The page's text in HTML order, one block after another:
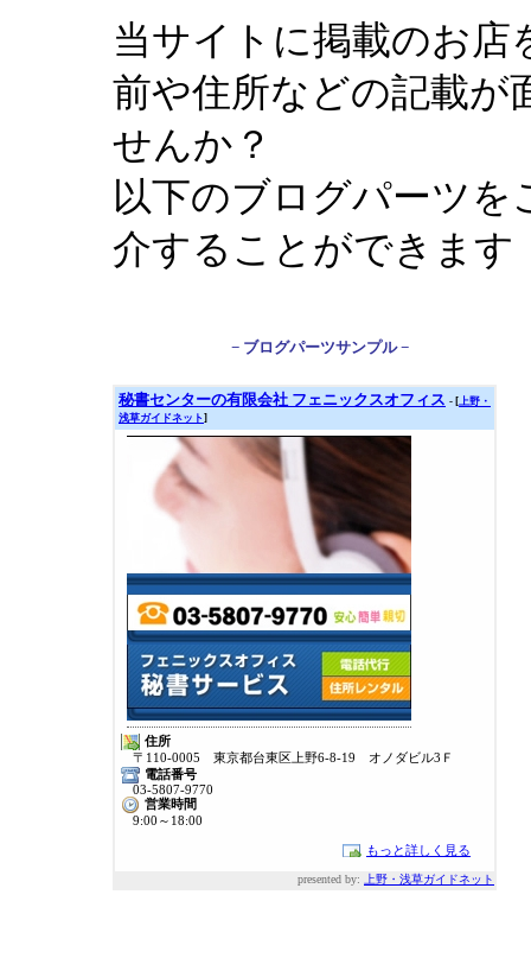
当サイトに掲載のお店
前や住所などの記載が
せんか？
以下のブログパーツ
介することができます
− ブログパーツサンプル −
秘書センターの有限会社 フェニックスオフィス - [ 上野・
浅草ガイドネット ]
住所
〒110-0005 東京都台東区上野6-8-19 オノダビル3Ｆ
電話番号
03-5807-9770
営業時間
9:00～18:00
もっと詳しく見る
presented by: 上野・浅草ガイドネット